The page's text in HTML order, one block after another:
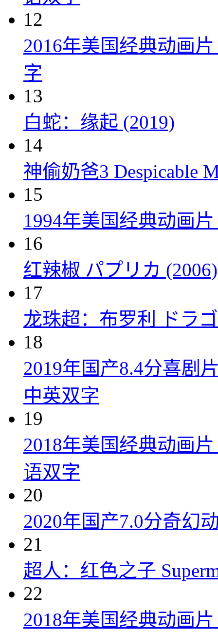
12
2016年美国经典动画
字
13
白蛇：缘起 (2019)
14
神偷奶爸3 Despicable
15
1994年美国经典动画
16
红辣椒 パプリカ (2006)
17
龙珠超：布罗利 ドラ
18
2019年国产8.4分喜剧
中英双字
19
2018年美国经典动画
语双字
20
2020年国产7.0分奇幻
21
超人：红色之子
22
2018年美国经典动画